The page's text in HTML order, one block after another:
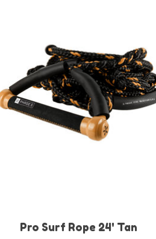
Pro Surf Rope 24' Tan